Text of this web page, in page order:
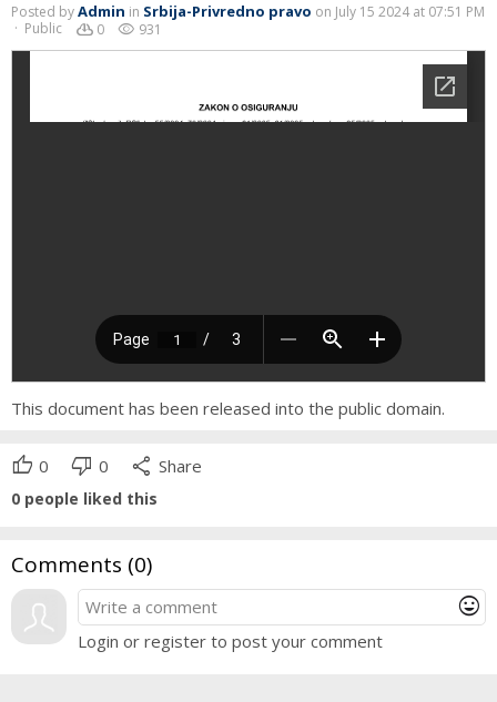
Posted byAdmin in Srbija-Privredno pravo on July 15 2024 at 07:51 PM
· Public cloud_download 0 remove_red_eye 931
This document has been released into the public domain.
thumb_up 0 thumb_down 0 share Share
0 people liked this
Comments (0)
mood
Login or register to post your comment